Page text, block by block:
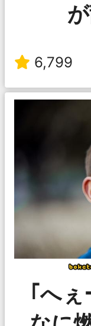
6,799
｢へ